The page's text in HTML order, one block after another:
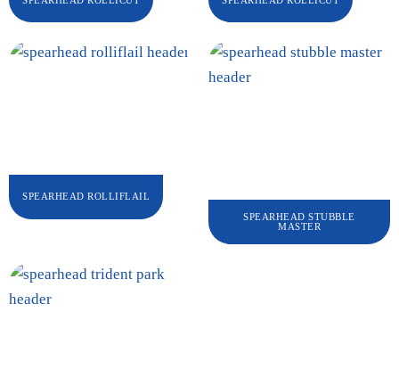
SPEARHEAD ROLLIFLAIL
SPEARHEAD STUBBLE
MASTER